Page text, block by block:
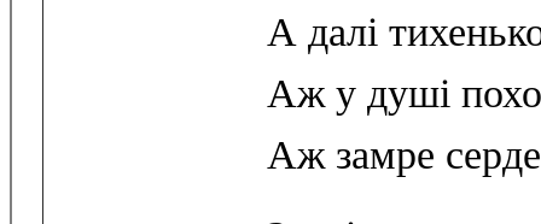
А далі
Аж у душі
Аж замре